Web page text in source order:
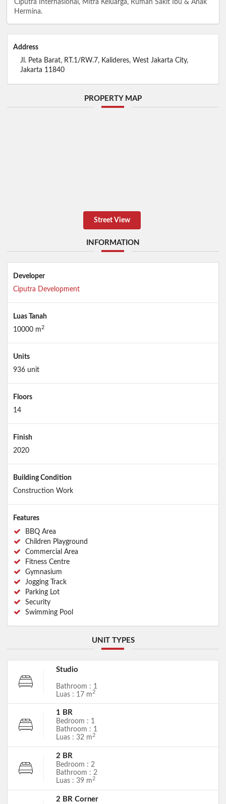
Ciputra Internasional, Mitra Keluarga, Rumah Sakit Ibu & Anak
Hermina.
Address
Jl. Peta Barat, RT.1/RW.7, Kalideres, West Jakarta City,
Jakarta 11840
PROPERTY MAP
Street View
INFORMATION
Developer
Ciputra Development
Luas Tanah
10000 m 2
Units
936 unit
Floors
14
Finish
2020
Building Condition
Construction Work
Features
BBQ Area
Children Playground
Commercial Area
Fitness Centre
Gymnasium
Jogging Track
Parking Lot
Security
Swimming Pool
UNIT TYPES
Studio
Bathroom : 1
Luas : 17 m2
1 BR
Bedroom : 1
Bathroom : 1
Luas : 32 m2
2 BR
Bedroom : 2
Bathroom : 2
Luas : 39 m2
2 BR Corner